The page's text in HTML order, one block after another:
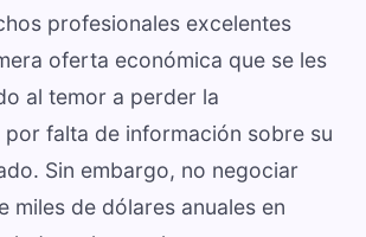
profesionales excelentes
oferta económica que se les
al temor a perder la
falta de información sobre su
Sin embargo, no negociar
miles de dólares anuales en